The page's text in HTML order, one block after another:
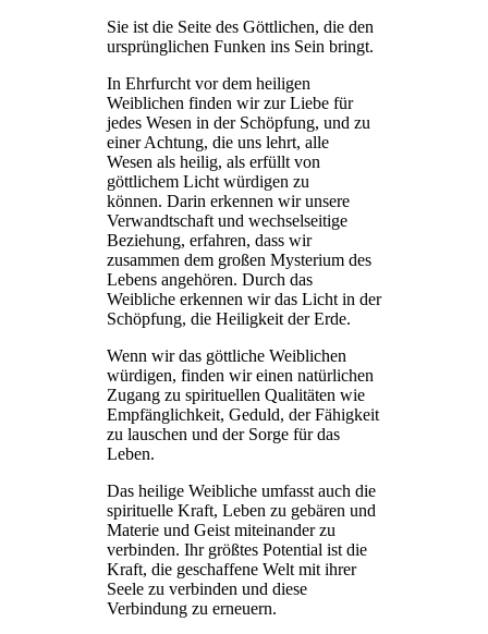
Sie ist die Seite des Göttlichen, die den
ursprünglichen Funken ins Sein bringt.
In Ehrfurcht vor dem heiligen
Weiblichen finden wir zur Liebe für
jedes Wesen in der Schöpfung, und zu
einer Achtung, die uns lehrt, alle
Wesen als heilig, als erfüllt von
göttlichem Licht würdigen zu
können. Darin erkennen wir unsere
Verwandtschaft und wechselseitige
Beziehung, erfahren, dass wir
zusammen dem großen Mysterium des
Lebens angehören. Durch das
Weibliche erkennen wir das Licht in der
Schöpfung, die Heiligkeit der Erde.
Wenn wir das göttliche Weiblichen
würdigen, finden wir einen natürlichen
Zugang zu spirituellen Qualitäten wie
Empfänglichkeit, Geduld, der Fähigkeit
zu lauschen und der Sorge für das
Leben.
Das heilige Weibliche umfasst auch die
spirituelle Kraft, Leben zu gebären und
Materie und Geist miteinander zu
verbinden. Ihr größtes Potential ist die
Kraft, die geschaffene Welt mit ihrer
Seele zu verbinden und diese
Verbindung zu erneuern.